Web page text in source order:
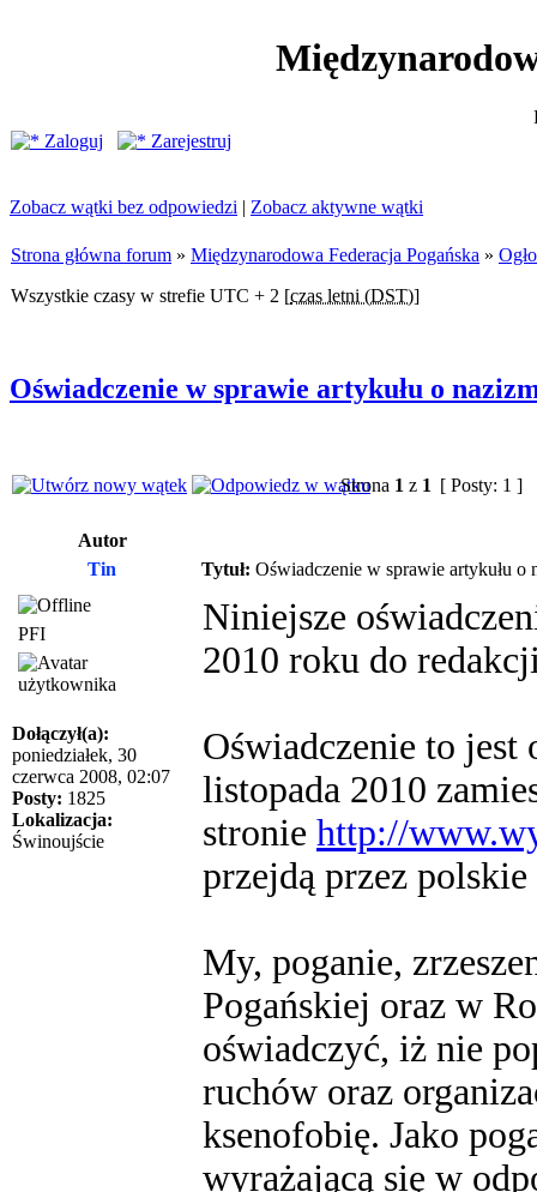
Zaloguj
Zarejestruj
Zobacz wątki bez odpowiedzi | Zobacz aktywne wątki
Strona główna forum » Międzynarodowa Federacja Pogańska »
Wszystkie czasy w strefie UTC + 2 [czas letni (DST)]
Oświadczenie w sprawie artykułu o
Strona 1 z 1 [ Posty: 1 ]
Autor
Tin
Tytuł: Oświadczenie w sprawie artykułu o
PFI
Dołączył(a):
poniedziałek, 30
czerwca 2008, 02:07
Posty: 1825
Lokalizacja:
Świnoujście
Niniejsze
2010 roku do
Oświadczenie to jest
listopada 2010
stronie http://
przejdą przez
My, poganie,
Pogańskiej oraz w
oświadczyć, iż nie
ruchów oraz
ksenofobię. Jako
wyrażającą się w